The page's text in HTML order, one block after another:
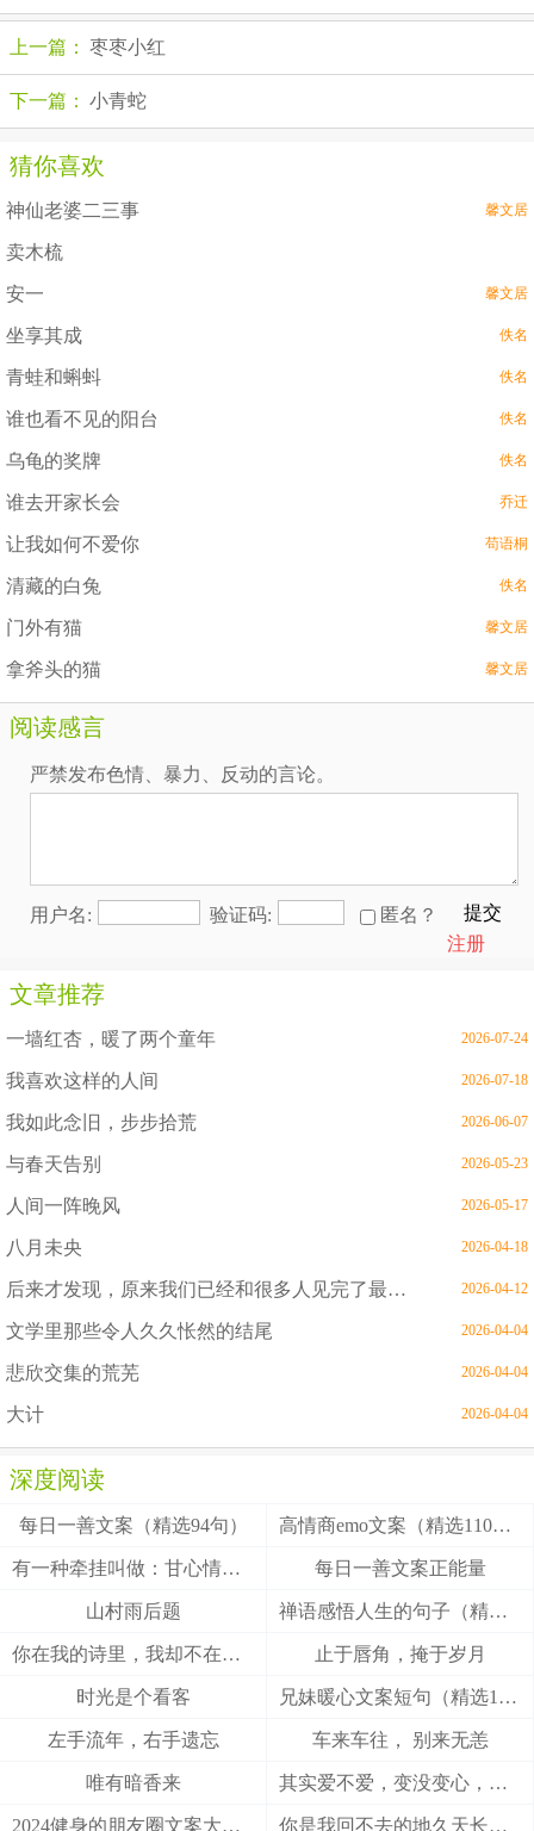
上一篇： 枣枣小红
下一篇： 小青蛇
猜你喜欢
神仙老婆二三事 馨文居
卖木梳
安一 馨文居
坐享其成 佚名
青蛙和蝌蚪 佚名
谁也看不见的阳台 佚名
乌龟的奖牌 佚名
谁去开家长会 乔迁
让我如何不爱你 苟语桐
清藏的白兔 佚名
门外有猫 馨文居
拿斧头的猫 馨文居
阅读感言
严禁发布色情、暴力、反动的言论。
用户名: 验证码: 匿名？
提交
注册
文章推荐
一墙红杏，暖了两个童年 2026-07-24
我喜欢这样的人间 2026-07-18
我如此念旧，步步拾荒 2026-06-07
与春天告别 2026-05-23
人间一阵晚风 2026-05-17
八月未央 2026-04-18
后来才发现，原来我们已经和很多人见完了最后一面 2026-04-12
文学里那些令人久久怅然的结尾 2026-04-04
悲欣交集的荒芜 2026-04-04
大计 2026-04-04
深度阅读
每日一善文案（精选94句） 高情商emo文案（精选110句）
有一种牵挂叫做：甘心情愿！ 每日一善文案正能量
山村雨后题 禅语感悟人生的句子（精选27句）
你在我的诗里，我却不在你的梦里 止于唇角，掩于岁月
时光是个看客 兄妹暖心文案短句（精选100句）
左手流年，右手遗忘 车来车往， 别来无恙
唯有暗香来 其实爱不爱，变没变心，身体最诚实
2024健身的朋友圈文案大全(精选49句) 你是我回不去的地久天长，我是你触不到的地老天荒